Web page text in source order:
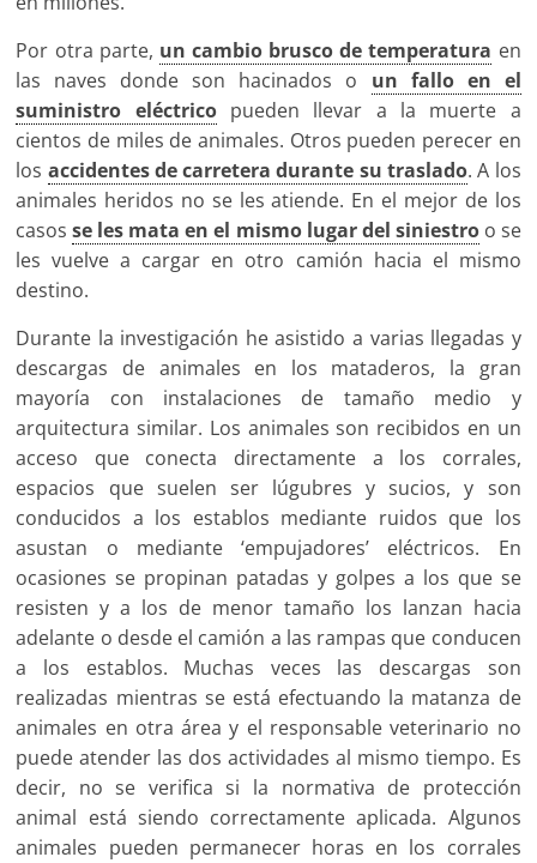
Por otra parte, un cambio brusco de temperatura en
las naves donde son hacinados o un fallo en el
suministro eléctricopueden llevar a la muerte a
cientos de miles de animales. Otros pueden perecer en
los accidentes de carretera durante su traslado. A los
animales heridos no se les atiende. En el mejor de los
casosse les mata en el mismo lugar del siniestroo se
les vuelve a cargar en otro camión hacia el mismo
destino.
Durante la investigación he asistido a varias llegadas y
descargas de animales en los mataderos, la gran
mayoría con instalaciones de tamaño medio y
arquitectura similar. Los animales son recibidos en un
acceso que conecta directamente a los corrales,
espacios que suelen ser lúgubres y sucios, y son
conducidos a los establos mediante ruidos que los
asustan o mediante ‘empujadores’ eléctricos. En
ocasiones se propinan patadas y golpes a los que se
resisten y a los de menor tamaño los lanzan hacia
adelante o desde el camión a las rampas que conducen
a los establos. Muchas veces las descargas son
realizadas mientras se está efectuando la matanza de
animales en otra área y el responsable veterinario no
puede atender las dos actividades al mismo tiempo. Es
decir, no se verifica si la normativa de protección
animal está siendo correctamente aplicada. Algunos
animales pueden permanecer horas en los corrales